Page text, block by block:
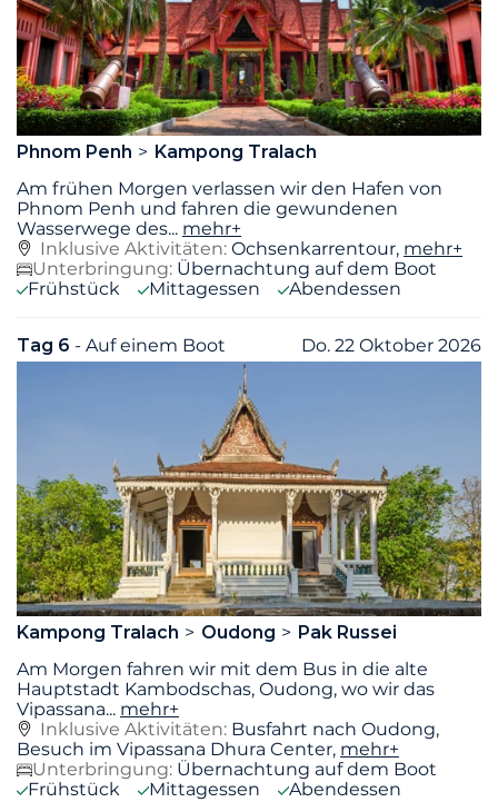
Phnom Penh
Kampong Tralach
Am frühen Morgen verlassen wir den Hafen von
Phnom Penh und fahren die gewundenen
Wasserwege des... mehr+
Inklusive Aktivitäten: Ochsenkarrentour, mehr+
Unterbringung: Übernachtung auf dem Boot
Frühstück
Mittagessen Abendessen
Tag 6 - Auf einem Boot Do. 22 Oktober 2026
Kampong Tralach Oudong
Pak Russei
Am Morgen fahren wir mit dem Bus in die alte
Hauptstadt Kambodschas, Oudong, wo wir das
Vipassana... mehr+
Inklusive Aktivitäten: Busfahrt nach Oudong,
Besuch im Vipassana Dhura Center, mehr+
Unterbringung: Übernachtung auf dem Boot
Frühstück
Mittagessen Abendessen